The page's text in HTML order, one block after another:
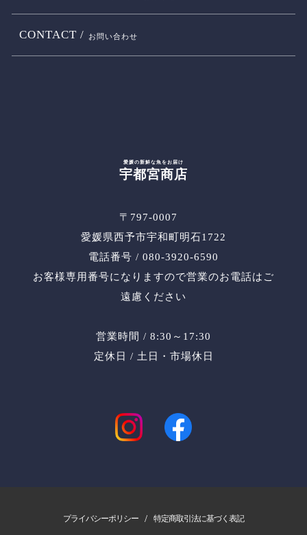
愛媛の新鮮な魚をお届け
宇都宮商店
〒797-0007
愛媛県西予市宇和町明石1722
電話番号 / 080-3920-6590
お客様専用番号になりますので営業のお電話はご
遠慮ください
営業時間 / 8:30～17:30
定休日 / 土日・市場休日
CONTACT / お問い合わせ
プライバシーポリシー / 特定商取引法に基づく表記